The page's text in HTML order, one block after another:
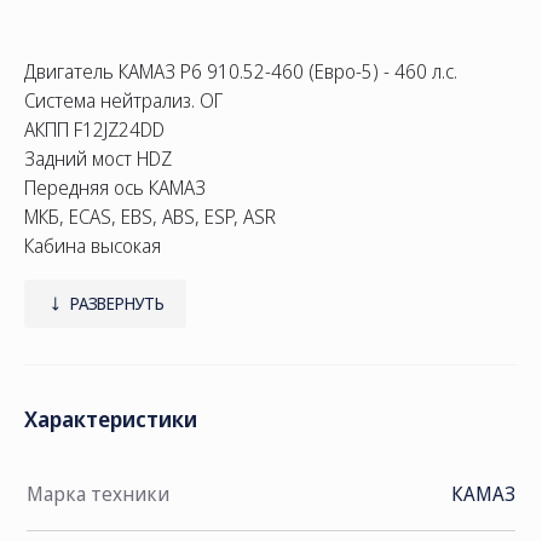
Двигатель КАМАЗ Р6 910.52-460 (Евро-5) - 460 л.с.
Система нейтрализ. ОГ
АКПП F12JZ24DD
Задний мост HDZ
Передняя ось КАМАЗ
МКБ, ECAS, EBS, ABS, ESP, ASR
Кабина высокая
С ровным полом
ИТИС
Автономный отопитель кабины
РАЗВЕРНУТЬ
Характеристики
Марка техники КАМАЗ